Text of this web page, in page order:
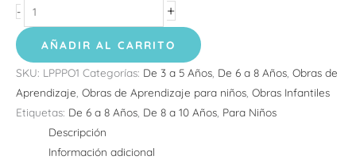
- +
AÑADIR AL CARRITO
SKU: LPPPO1 Categorías: De 3 a 5 Años De 6 a 8 Años Obras de
Aprendizaje Obras de Aprendizaje para niños Obras Infantiles
Etiquetas: De 6 a 8 Años De 8 a 10 Años Para Niños
Descripción
Información adicional